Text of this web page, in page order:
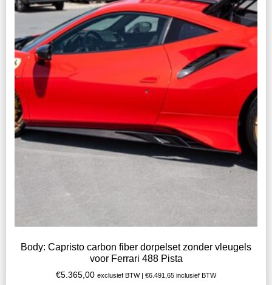
Body: Capristo carbon fiber dorpelset zonder vleugels
voor Ferrari 488 Pista
€5.365,00 exclusief BTW | €6.491,65 inclusief BTW